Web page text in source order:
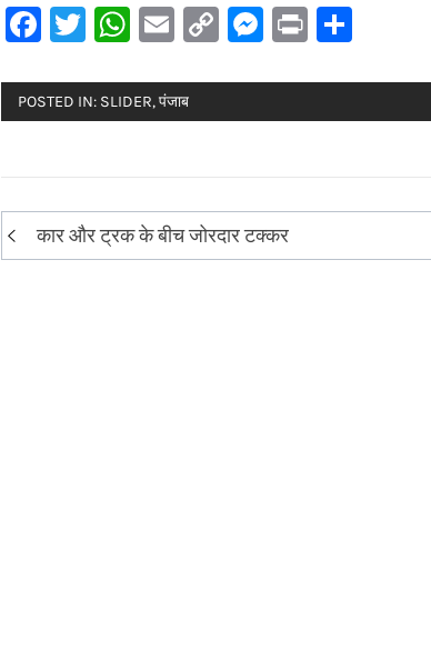
Facebook
Twitter
WhatsApp
Email
CopyMessenger
Print
POSTED IN: SLIDER,पंजाब
Post
navigation
कार और ट्रक के बीच जोरदार टक्कर